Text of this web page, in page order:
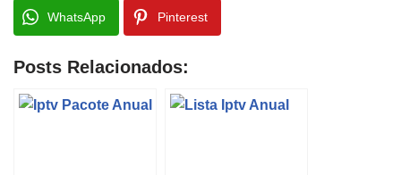
WhatsApp Pinterest
Posts Relacionados: